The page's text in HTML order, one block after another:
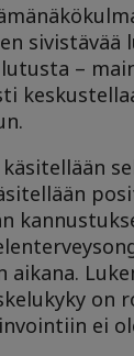
–
aikana.
on
ei